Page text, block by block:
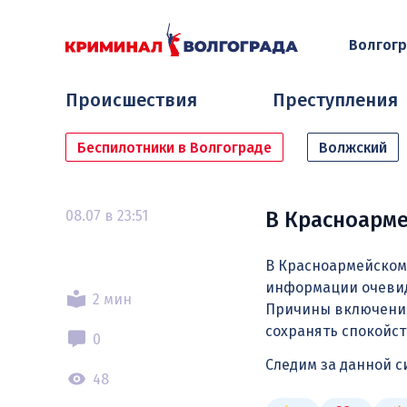
Происшествия Преступления
Беспилотники в Волгограде Волжский
08.07 в 23:51
2 мин
0
48
В
В
информации
Причины
сохранять
Следим за данной